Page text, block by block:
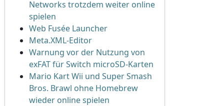
Networks trotzdem weiter online
spielen
Web Fusée Launcher
Meta.XML-Editor
Warnung vor der Nutzung von
exFAT für Switch microSD-Karten
Mario Kart Wii und Super Smash
Bros. Brawl ohne Homebrew
wieder online spielen